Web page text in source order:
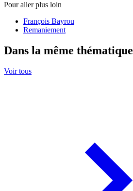
Pour aller plus loin
François Bayrou
Remaniement
Dans la même thématique
Voir tous